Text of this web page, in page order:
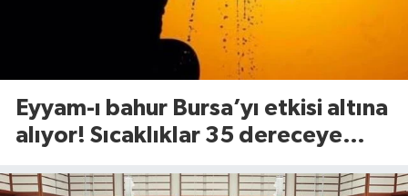
Eyyam-ı bahur Bursa’yı etkisi altına
alıyor! Sıcaklıklar 35 dereceye